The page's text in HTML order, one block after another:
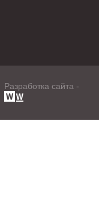
Разработка сайта -